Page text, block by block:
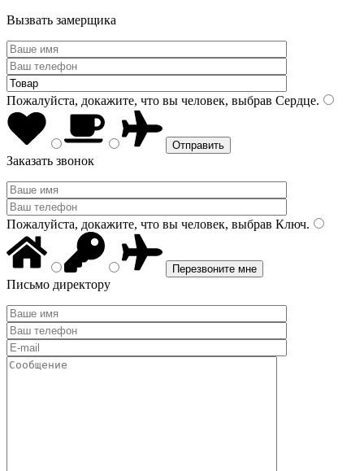
Вызвать замерщика
Пожалуйста, докажите, что вы человек, выбрав Сердце.
Заказать звонок
Пожалуйста, докажите, что вы человек, выбрав Ключ.
Письмо директору